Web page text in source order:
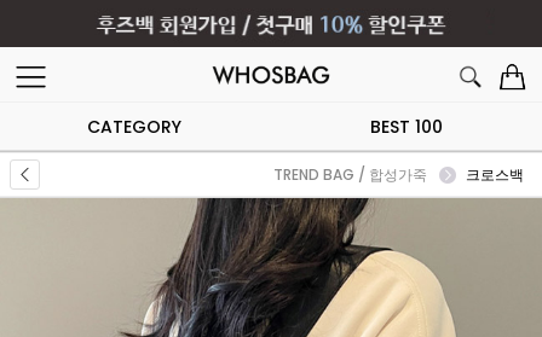
CATEGORY BEST 100
TREND BAG / 합성가죽 크로스백